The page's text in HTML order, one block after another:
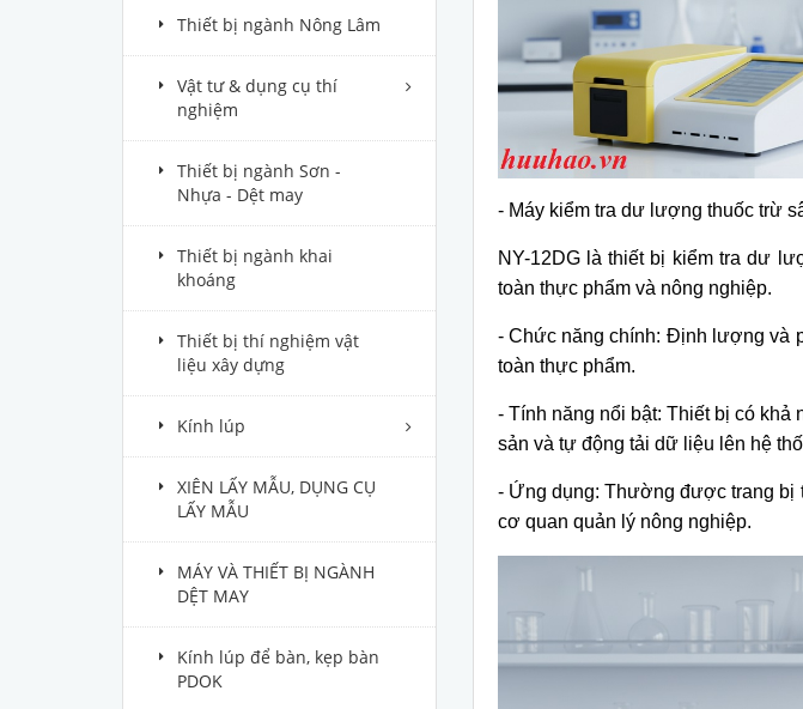
Thiết bị ngành Nông Lâm
Vật tư & dụng cụ thí
nghiệm
Thiết bị ngành Sơn -
Nhựa - Dệt may
Thiết bị ngành khai
khoáng
Thiết bị thí nghiệm vật
liệu xây dựng
Kính lúp
XIÊN LẤY MẪU, DỤNG CỤ
LẤY MẪU
MÁY VÀ THIẾT BỊ NGÀNH
DỆT MAY
Kính lúp để bàn, kẹp bàn
PDOK
- Máy kiểm tra dư lượng thuốc trừ
NY-12DG là thiết bị kiểm tra dư
toàn thực phẩm và nông nghiệp.
- Chức năng chính: Định lượng và
toàn thực phẩm.
- Tính năng nổi bật: Thiết bị có khả
sản và tự động tải dữ liệu l ên hệ
- Ứng dụng: Thường được trang bị
cơ quan quản l ý nông nghiệp.